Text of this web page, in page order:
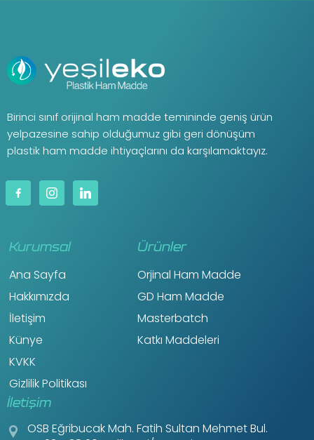
Birinci sınıf orijinal ham madde temininde geniş ürün
yelpazesine sahip olduğumuz gibi geri dönüşüm
plastik ham madde ihtiyaçlarını da karşılamaktayız.
Kurumsal
Ana Sayfa
Hakkımızda
İletişim
Künye
KVKK
Gizlilik Politikası
Ürünler
Orjinal Ham Madde
GD Ham Madde
Masterbatch
Katkı Maddeleri
İletişim
OSB Eğribucak Mah. Fatih Sultan Mehmet Bul.